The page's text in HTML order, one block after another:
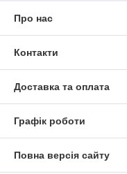
Про нас
Контакти
Доставка та оплата
Графік роботи
Повна версія сайту